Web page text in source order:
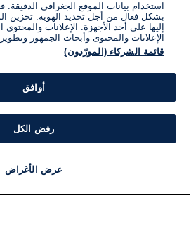
استخدام بيانات الموقع الجغرافي
بشكل فعال من أجل تحديد الهوية. تخزين
إليها على أحد الأجهزة. الإعلانات
الإعلانات والمحتوى وأبحاث الجمهور
قائمة الشركاء (المورّدون)
أوافق
رفض الكل
عرض الأغراض